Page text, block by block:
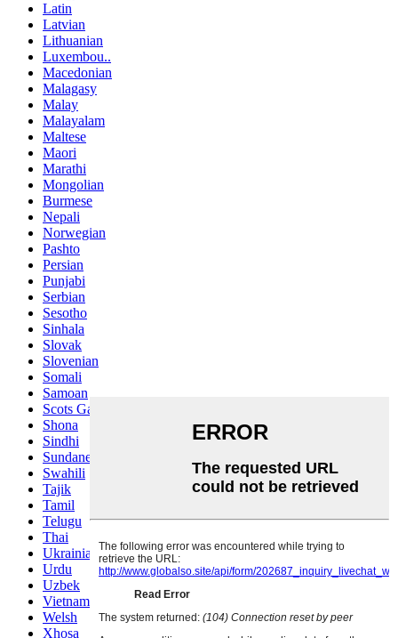
Latin
Latvian
Lithuanian
Luxembou..
Macedonian
Malagasy
Malay
Malayalam
Maltese
Maori
Marathi
Mongolian
Burmese
Nepali
Norwegian
Pashto
Persian
Punjabi
Serbian
Sesotho
Sinhala
Slovak
Slovenian
Somali
Samoan
Scots Gaelic
Shona
Sindhi
Sundanese
Swahili
Tajik
Tamil
Telugu
Thai
Ukrainian
Urdu
Uzbek
Vietnamese
Welsh
Xhosa